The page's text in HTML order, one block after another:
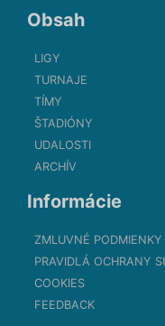
Obsah
LIGY
TURNAJE
TÍMY
ŠTADIÓNY
UDALOSTI
ARCHÍV
Informácie
ZMLUVNÉ PODMIENKY
PRAVIDLÁ OCHRANY
COOKIES
FEEDBACK